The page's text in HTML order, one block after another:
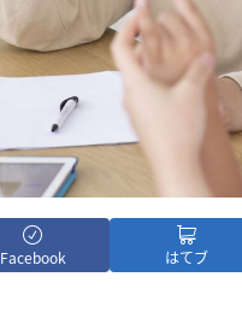
Facebook はてブ